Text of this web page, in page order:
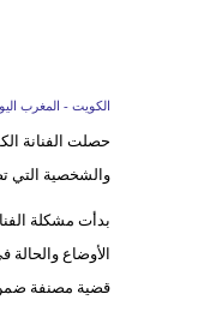
الكويت - المغرب
والشخصية التي
قضية مصنفة ضمن ملفات أمن